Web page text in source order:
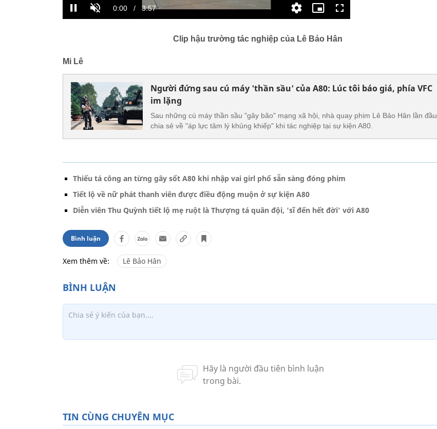
Clip hậu trường tác nghiệp của Lê Bảo Hân
Mi Lê
Người đứng sau cú máy 'thần sầu' của A80: Lúc tôi báo giá, phía VFC
im lặng
Sau những cú máy thần sầu "gây bão" mạng xã hội, nhà quay phim Lê Bảo Hân lần đầu
chia sẻ về "áp lực tâm lý khủng khiếp" khi tác nghiệp tại sự kiện A80.
Thiếu tá công an từng gây sốt A80 khi nhập vai girl phố sẵn sàng đóng phim
Tiết lộ về nữ phát thanh viên được điều động muộn ở sự kiện A80
Diễn viên Thu Quỳnh tiết lộ mẹ ruột là Thượng tá quân đội, 'sĩ đến hết đời' với A80
Bình luận
Xem thêm về: Lê Bảo Hân
TIN CÙNG CHUYÊN MỤC